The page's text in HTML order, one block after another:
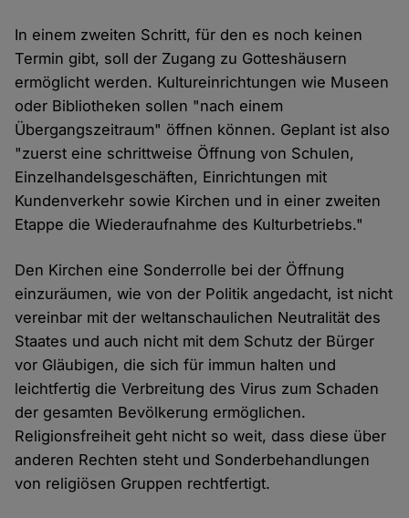
In einem zweiten Schritt, für den es noch keinen
Termin gibt, soll der Zugang zu Gotteshäusern
ermöglicht werden. Kultureinrichtungen wie Museen
oder Bibliotheken sollen "nach einem
Übergangszeitraum" öffnen können. Geplant ist also
"zuerst eine schrittweise Öffnung von Schulen,
Einzelhandelsgeschäften, Einrichtungen mit
Kundenverkehr sowie Kirchen und in einer zweiten
Etappe die Wiederaufnahme des Kulturbetriebs."
Den Kirchen eine Sonderrolle bei der Öffnung
einzuräumen, wie von der Politik angedacht, ist nicht
vereinbar mit der weltanschaulichen Neutralität des
Staates und auch nicht mit dem Schutz der Bürger
vor Gläubigen, die sich für immun halten und
leichtfertig die Verbreitung des Virus zum Schaden
der gesamten Bevölkerung ermöglichen.
Religionsfreiheit geht nicht so weit, dass diese über
anderen Rechten steht und Sonderbehandlungen
von religiösen Gruppen rechtfertigt.